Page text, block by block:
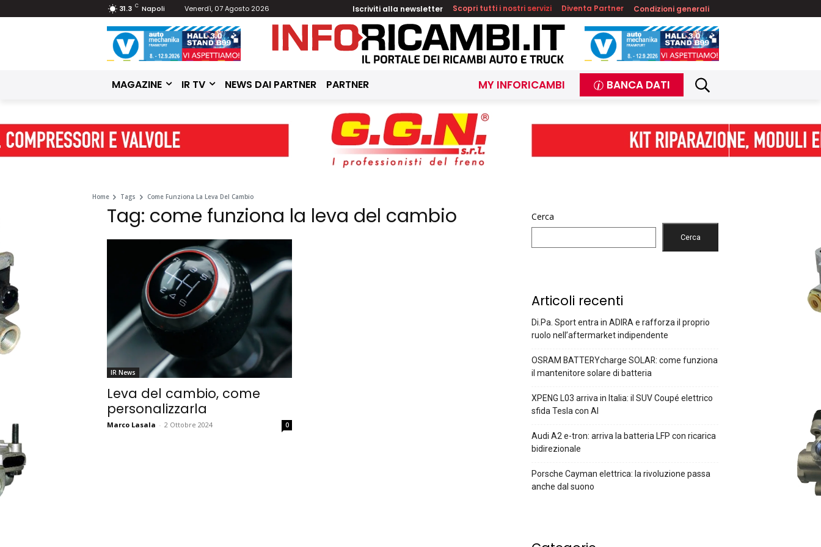
31.3 C Napoli Venerdì, 07 Agosto 2026 Iscriviti alla newsletter Scopri tutti i nostri servizi Diventa Partner Condizioni generali
MAGAZINE IR TV NEWS DAI PARTNER PARTNER MY INFORICAMBI BANCA DATI
Home Tags Come Funziona La Leva Del Cambio
Tag: come funziona la leva del cambio
IR News
Leva del cambio, come
personalizzarla
Marco Lasala - 2 Ottobre 2024 0
Cerca
Cerca
Articoli recenti
Di.Pa. Sport entra in ADIRA e rafforza il proprio
ruolo nell’aftermarket indipendente
OSRAM BATTERYcharge SOLAR: come funziona
il mantenitore solare di batteria
XPENG L03 arriva in Italia: il SUV Coupé elettrico
sfida Tesla con AI
Audi A2 e-tron: arriva la batteria LFP con ricarica
bidirezionale
Porsche Cayman elettrica: la rivoluzione passa
anche dal suono